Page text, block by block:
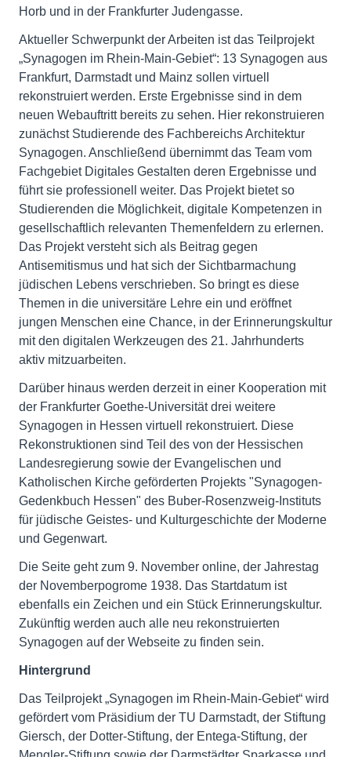
Horb und in der Frankfurter Judengasse.
Aktueller Schwerpunkt der Arbeiten ist das Teilprojekt
„Synagogen im Rhein-Main-Gebiet“: 13 Synagogen aus
Frankfurt, Darmstadt und Mainz sollen virtuell
rekonstruiert werden. Erste Ergebnisse sind in dem
neuen Webauftritt bereits zu sehen. Hier rekonstruieren
zunächst Studierende des Fachbereichs Architektur
Synagogen. Anschließend übernimmt das Team vom
Fachgebiet Digitales Gestalten deren Ergebnisse und
führt sie professionell weiter. Das Projekt bietet so
Studierenden die Möglichkeit, digitale Kompetenzen in
gesellschaftlich relevanten Themenfeldern zu erlernen.
Das Projekt versteht sich als Beitrag gegen
Antisemitismus und hat sich der Sichtbarmachung
jüdischen Lebens verschrieben. So bringt es diese
Themen in die universitäre Lehre ein und eröffnet
jungen Menschen eine Chance, in der Erinnerungskultur
mit den digitalen Werkzeugen des 21. Jahrhunderts
aktiv mitzuarbeiten.
Darüber hinaus werden derzeit in einer Kooperation mit
der Frankfurter Goethe-Universität drei weitere
Synagogen in Hessen virtuell rekonstruiert. Diese
Rekonstruktionen sind Teil des von der Hessischen
Landesregierung sowie der Evangelischen und
Katholischen Kirche geförderten Projekts "Synagogen-
Gedenkbuch Hessen" des Buber-Rosenzweig-Instituts
für jüdische Geistes- und Kulturgeschichte der Moderne
und Gegenwart.
Die Seite geht zum 9. November online, der Jahrestag
der Novemberpogrome 1938. Das Startdatum ist
ebenfalls ein Zeichen und ein Stück Erinnerungskultur.
Zukünftig werden auch alle neu rekonstruierten
Synagogen auf der Webseite zu finden sein.
Hintergrund
Das Teilprojekt „Synagogen im Rhein-Main-Gebiet“ wird
gefördert vom Präsidium der TU Darmstadt, der Stiftung
Giersch, der Dotter-Stiftung, der Entega-Stiftung, der